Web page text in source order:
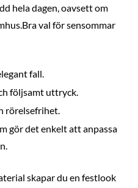
hela dagen, oavsett om
val för sensommar
fall.
följsamt uttryck.
rörelsefrihet.
gör det enkelt att anpassa
skapar du en festlook